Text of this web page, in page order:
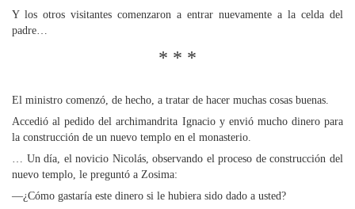
Y los otros visitantes comenzaron a entrar nuevamente a la celda del
padre…
* * *
El ministro comenzó, de hecho, a tratar de hacer muchas cosas buenas.
Accedió al pedido del archimandrita Ignacio y envió mucho dinero para
la construcción de un nuevo templo en el monasterio.
… Un día, el novicio Nicolás, observando el proceso de construcción del
nuevo templo, le preguntó a Zosima:
—¿Cómo gastaría este dinero si le hubiera sido dado a usted?